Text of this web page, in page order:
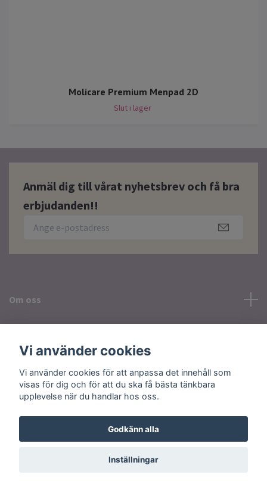
Molicare Premium Menpad 2D
Slut i lager
Anmäl dig till vårat nyhetsbrev och få bra
erbjudanden!!
Om oss
Sociala medier
© 2026 Plusvardag
Vi använder cookies
Vi använder cookies för att anpassa det innehåll som
visas för dig och för att du ska få bästa tänkbara
upplevelse när du handlar hos oss.
Godkänn alla
Inställningar